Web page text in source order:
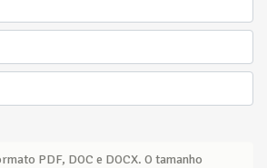
PDF, DOC e DOCX. O tamanho